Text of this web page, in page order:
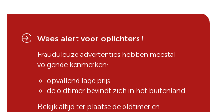
Wees alert voor oplichters !
Frauduleuze advertenties hebben meestal
volgende kenmerken:
opvallend lage prijs
de oldtimer bevindt zich in het buitenland
Bekijk altijd ter plaatse de oldtimer en